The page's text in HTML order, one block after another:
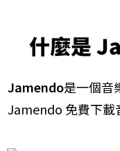
什麼是
Jamendo是一個音
Jamendo 免費下載